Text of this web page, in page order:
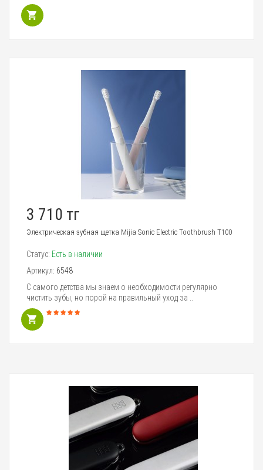
3 710 тг
Электрическая зубная щетка Mijia Sonic Electric Toothbrush T100
Статус: Есть в наличии
Артикул: 6548
С самого детства мы знаем о необходимости регулярно
чистить зубы, но порой на правильный уход за ..